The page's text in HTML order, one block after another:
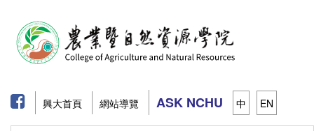
興大首頁 網站導覽 ASK NCHU 中 EN